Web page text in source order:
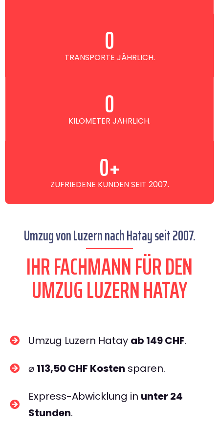
TRANSPORTE JÄHRLICH.
0
KILOMETER JÄHRLICH.
0
ZUFRIEDENE KUNDEN SEIT 2007.
0+
Umzug von Luzern nach Hatay seit 2007.
IHR FACHMANN FÜR DEN
UMZUG LUZERN HATAY
Umzug Luzern Hatay ab 149 CHF.
⌀ 113,50 CHF Kosten sparen.
Express-Abwicklung in unter 24
Stunden.